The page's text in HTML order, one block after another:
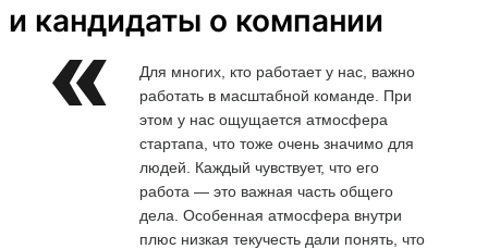
и кандидаты о компании
Для многих, кто работает у нас, важно
работать в масштабной команде. При
этом у нас ощущается атмосфера
стартапа, что тоже очень значимо для
людей. Каждый чувствует, что его
работа — это важная часть общего
дела. Особенная атмосфера внутри
плюс низкая текучесть дали понять, что